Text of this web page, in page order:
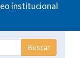
institucional